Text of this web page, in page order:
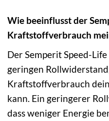
Wie beeinflusst der
Kraftstoffverbrauch
Der Semperit Speed-
geringen
Kraftstoffverbrauch
kann. Ein geringerer
dass weniger Energie